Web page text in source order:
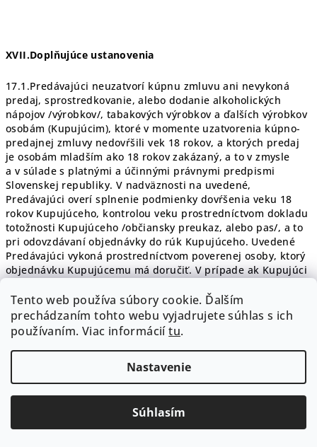
Tento web používa súbory cookie. Ďalším
prechádzaním tohto webu vyjadrujete súhlas s ich
používaním. Viac informáciítu.
Nastavenie
Súhlasím
XVII.Doplňujúce ustanovenia
17.1.Predávajúci neuzatvorí kúpnu zmluvu ani nevykoná
predaj, sprostredkovanie, alebo dodanie alkoholických
nápojov /výrobkov/, tabakových výrobkov a ďalších výrobkov
osobám (Kupujúcim), ktoré v momente uzatvorenia kúpno-
predajnej zmluvy nedovŕšili vek 18 rokov, a ktorých predaj
je osobám mladším ako 18 rokov zakázaný, a to v zmysle
a v súlade s platnými a účinnými právnymi predpismi
Slovenskej republiky. V nadväznosti na uvedené,
Predávajúci overí splnenie podmienky dovŕšenia veku 18
rokov Kupujúceho, kontrolou veku prostredníctvom dokladu
totožnosti Kupujúceho /občiansky preukaz, alebo pas/, a to
pri odovzdávaní objednávky do rúk Kupujúceho. Uvedené
Predávajúci vykoná prostredníctvom poverenej osoby, ktorý
objednávku Kupujúcemu má doručiť. V prípade ak Kupujúci
alebo odmietne preukázať svoj vek, Predávajúci objednávku
Kupujúcemu neodovzdá a kúpna zmluva zanikne.
predaj, sprostredkovanie, alebo dodanie produktov na
ktorých nákup, predaj a dodanie je v zmysle legislatívy
Slovenskej republiky potrebné špeciálne poverenie,
oprávnenie alebo obdobný inštitút.